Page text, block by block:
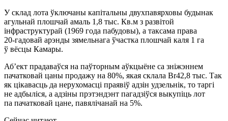
У склад лота ўключаны капітальны двухпавярховы будынак
агульнай плошчай амаль 1,8 тыс. Кв.м з развітой
інфраструктурай (1969 года пабудовы), а таксама права
20-гадовай арэнды зямельнага ўчастка плошчай каля 1 га
ў вёсцы Камары.
Аб’ект прадаваўся на паўторным аўкцыёне са зніжэннем
пачатковай цаны продажу на 80%, якая склала Br42,8 тыс. Так
як цікавасць да нерухомасці праявіў адзін удзельнік, то таргі
не адбыліся, а адзіны прэтэндэнт пагадзіўся выкупіць лот
па пачатковай цане, павялічанай на 5%.